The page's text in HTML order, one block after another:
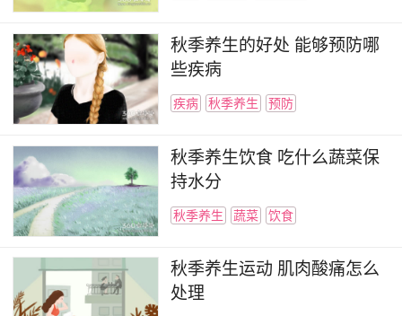
秋季养生的好处 能够预防哪
些疾病
疾病 秋季养生 预防
秋季养生饮食 吃什么蔬菜保
持水分
秋季养生 蔬菜 饮食
秋季养生运动 肌肉酸痛怎么
处理